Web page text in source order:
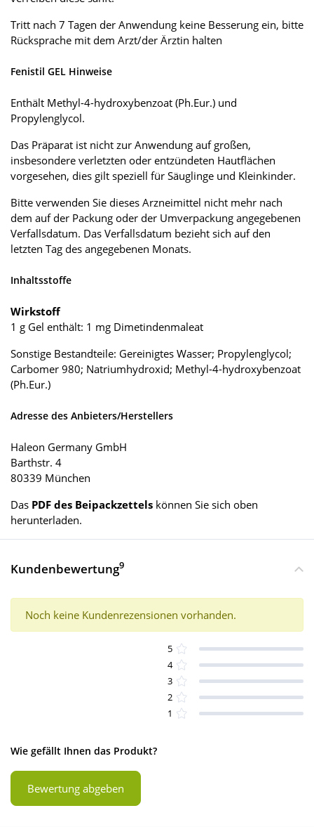
Tritt nach 7 Tagen der Anwendung keine Besserung ein, bitte
Rücksprache mit dem Arzt/der Ärztin halten
Fenistil GEL Hinweise
Enthält Methyl-4-hydroxybenzoat (Ph.Eur.) und
Propylenglycol.
Das Präparat ist nicht zur Anwendung auf großen,
insbesondere verletzten oder entzündeten Hautflächen
vorgesehen, dies gilt speziell für Säuglinge und Kleinkinder.
Bitte verwenden Sie dieses Arzneimittel nicht mehr nach
dem auf der Packung oder der Umverpackung angegebenen
Verfallsdatum. Das Verfallsdatum bezieht sich auf den
letzten Tag des angegebenen Monats.
Inhaltsstoffe
Wirkstoff
1 g Gel enthält: 1 mg Dimetindenmaleat
Sonstige Bestandteile: Gereinigtes Wasser; Propylenglycol;
Carbomer 980; Natriumhydroxid; Methyl-4-hydroxybenzoat
(Ph.Eur.)
Adresse des Anbieters/Herstellers
Haleon Germany GmbH
Barthstr. 4
80339 München
Das PDF des Beipackzettels können Sie sich oben
herunterladen.
Kundenbewertung9
Noch keine Kundenrezensionen vorhanden.
5
4
3
2
1
Wie gefällt Ihnen das Produkt?
Bewertung abgeben